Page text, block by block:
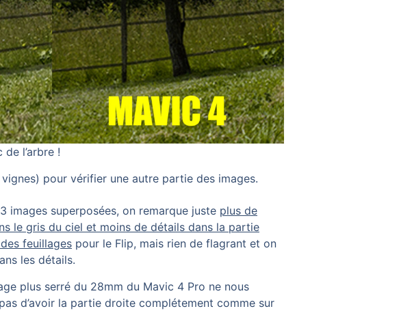
l’arbre !
pour vérifier une autre partie des images.
images superposées, on remarque juste plus de
le gris du ciel et moins de détails dans la partie
feuillages pour le Flip, mais rien de flagrant et on
les détails.
plus serré du 28mm du Mavic 4 Pro ne nous
d’avoir la partie droite complétement comme sur